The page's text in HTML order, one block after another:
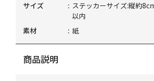
サイズ
ステッカーサイズ:縦約
以内
素材
紙
商品説明